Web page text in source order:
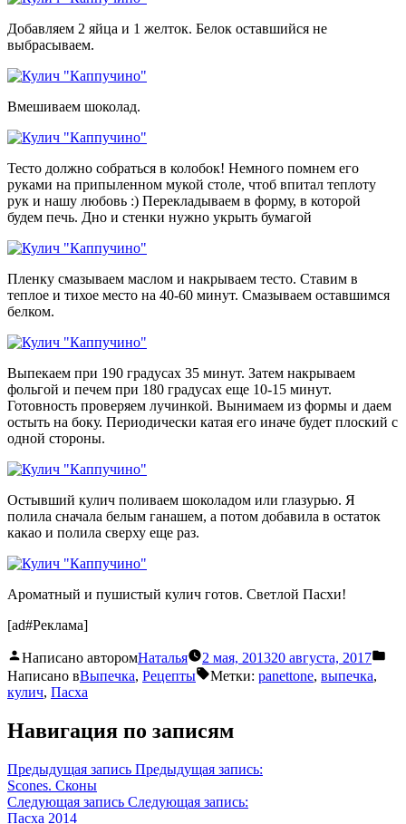
Добавляем 2 яйца и 1 желток. Белок оставшийся не
выбрасываем.
Вмешиваем шоколад.
Тесто должно собраться в колобок! Немного помнем его
руками на припыленном мукой столе, чтоб впитал теплоту
рук и нашу любовь :) Перекладываем в форму, в которой
будем печь. Дно и стенки нужно укрыть бумагой
Пленку смазываем маслом и накрываем тесто. Ставим в
теплое и тихое место на 40-60 минут. Смазываем оставшимся
белком.
Выпекаем при 190 градусах 35 минут. Затем накрываем
фольгой и печем при 180 градусах еще 10-15 минут.
Готовность проверяем лучинкой. Вынимаем из формы и даем
остыть на боку. Периодически катая его иначе будет плоский с
одной стороны.
Остывший кулич поливаем шоколадом или глазурью. Я
полила сначала белым ганашем, а потом добавила в остаток
какао и полила сверху еще раз.
Ароматный и пушистый кулич готов. Светлой Пасхи!
[ad#Реклама]
Написано авторомНаталья 2 мая, 201320 августа, 2017
Написано вВыпечка, Рецепты Метки: panettone, выпечка,
кулич, Пасха
Навигация по записям
Предыдущая запись Предыдущая запись:
Scones. Сконы
Следующая запись Следующая запись:
Пасха 2014